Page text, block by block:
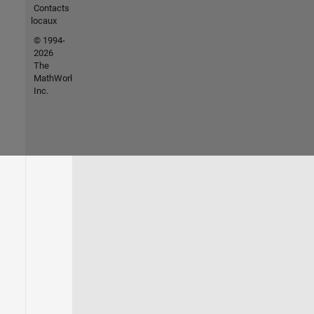
Contacts
locaux
© 1994-
2026
The
MathWorks,
Inc.